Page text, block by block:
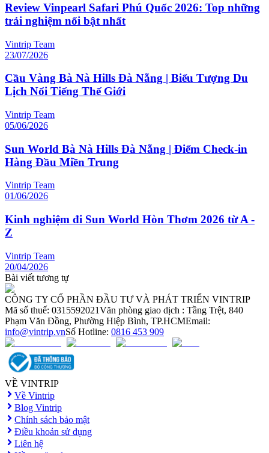
Review Vinpearl Safari Phú Quốc 2026: Top những
trải nghiệm nổi bật nhất
Vintrip Team
23/07/2026
Cầu Vàng Bà Nà Hills Đà Nẵng | Biểu Tượng Du
Lịch Nổi Tiếng Thế Giới
Vintrip Team
05/06/2026
Sun World Bà Nà Hills Đà Nẵng | Điểm Check-in
Hàng Đầu Miền Trung
Vintrip Team
01/06/2026
Kinh nghiệm đi Sun World Hòn Thơm 2026 từ A -
Z
Vintrip Team
20/04/2026
Bài viết tương tự
CÔNG TY CỔ PHẦN ĐẦU TƯ VÀ PHÁT TRIỂN VINTRIP
Mã số thuế: 0315592021Văn phòng giao dịch : Tầng Trệt, 840
Phạm Văn Đồng, Phường Hiệp Bình, TP.HCMEmail:
info@vintrip.vnSố Hotline: 0816 453 909
VỀ VINTRIP
Về Vintrip
Blog Vintrip
Chính sách bảo mật
Điều khoản sử dụng
Liên hệ